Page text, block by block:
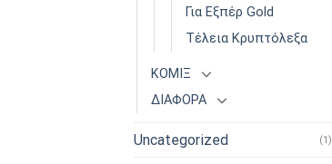
Για Εξπέρ Gold
Τέλεια Κρυπτόλεξα
ΚΟΜΙΞ
ΔΙΑΦΟΡΑ
Uncategorized (1)